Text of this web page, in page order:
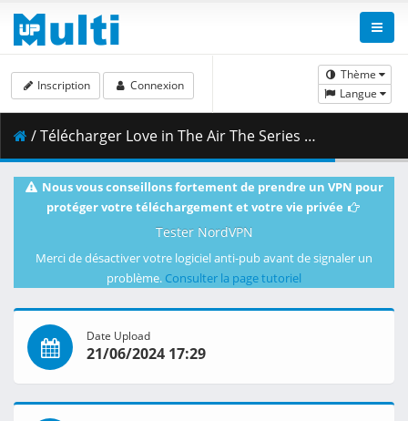
Thème
Langue
Inscription Connexion
/ Télécharger Love in The Air The Series Special Episode 14.mp4 ( 665.37 MB )
Nous vous conseillons fortement de prendre un VPN pour
protéger votre téléchargement et votre vie privée
Tester NordVPN
Merci de désactiver votre logiciel anti-pub avant de signaler un
problème. Consulter la page tutoriel
Date Upload
21/06/2024 17:29